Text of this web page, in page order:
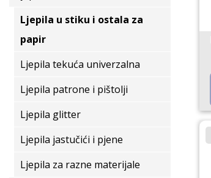
Ljepila u stiku i ostala za
papir
Ljepila tekuća univerzalna
Ljepila patrone i pištolji
Ljepila glitter
Ljepila jastučići i pjene
Ljepila za razne materijale